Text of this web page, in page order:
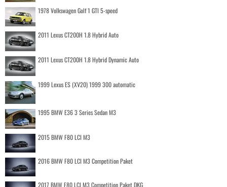
1978 Volkswagen Golf 1 GTI 5-speed
2011 Lexus CT200H 1.8 Hybrid Auto
2011 Lexus CT200H 1.8 Hybrid Dynamic Auto
1999 Lexus ES (XV20) 1999 300 automatic
1995 BMW E36 3 Series Sedan M3
2015 BMW F80 LCI M3
2016 BMW F80 LCI M3 Competition Paket
2017 BMW F80 LCI M3 Competition Paket DKG